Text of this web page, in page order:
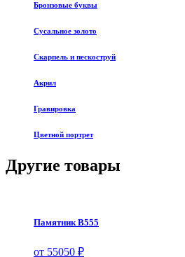
Бронзовые буквы
Сусальное золото
Скарпель и пескоструй
Акрил
Гравировка
Цветной портрет
Другие товары
Памятник В555
от 55050 ₽